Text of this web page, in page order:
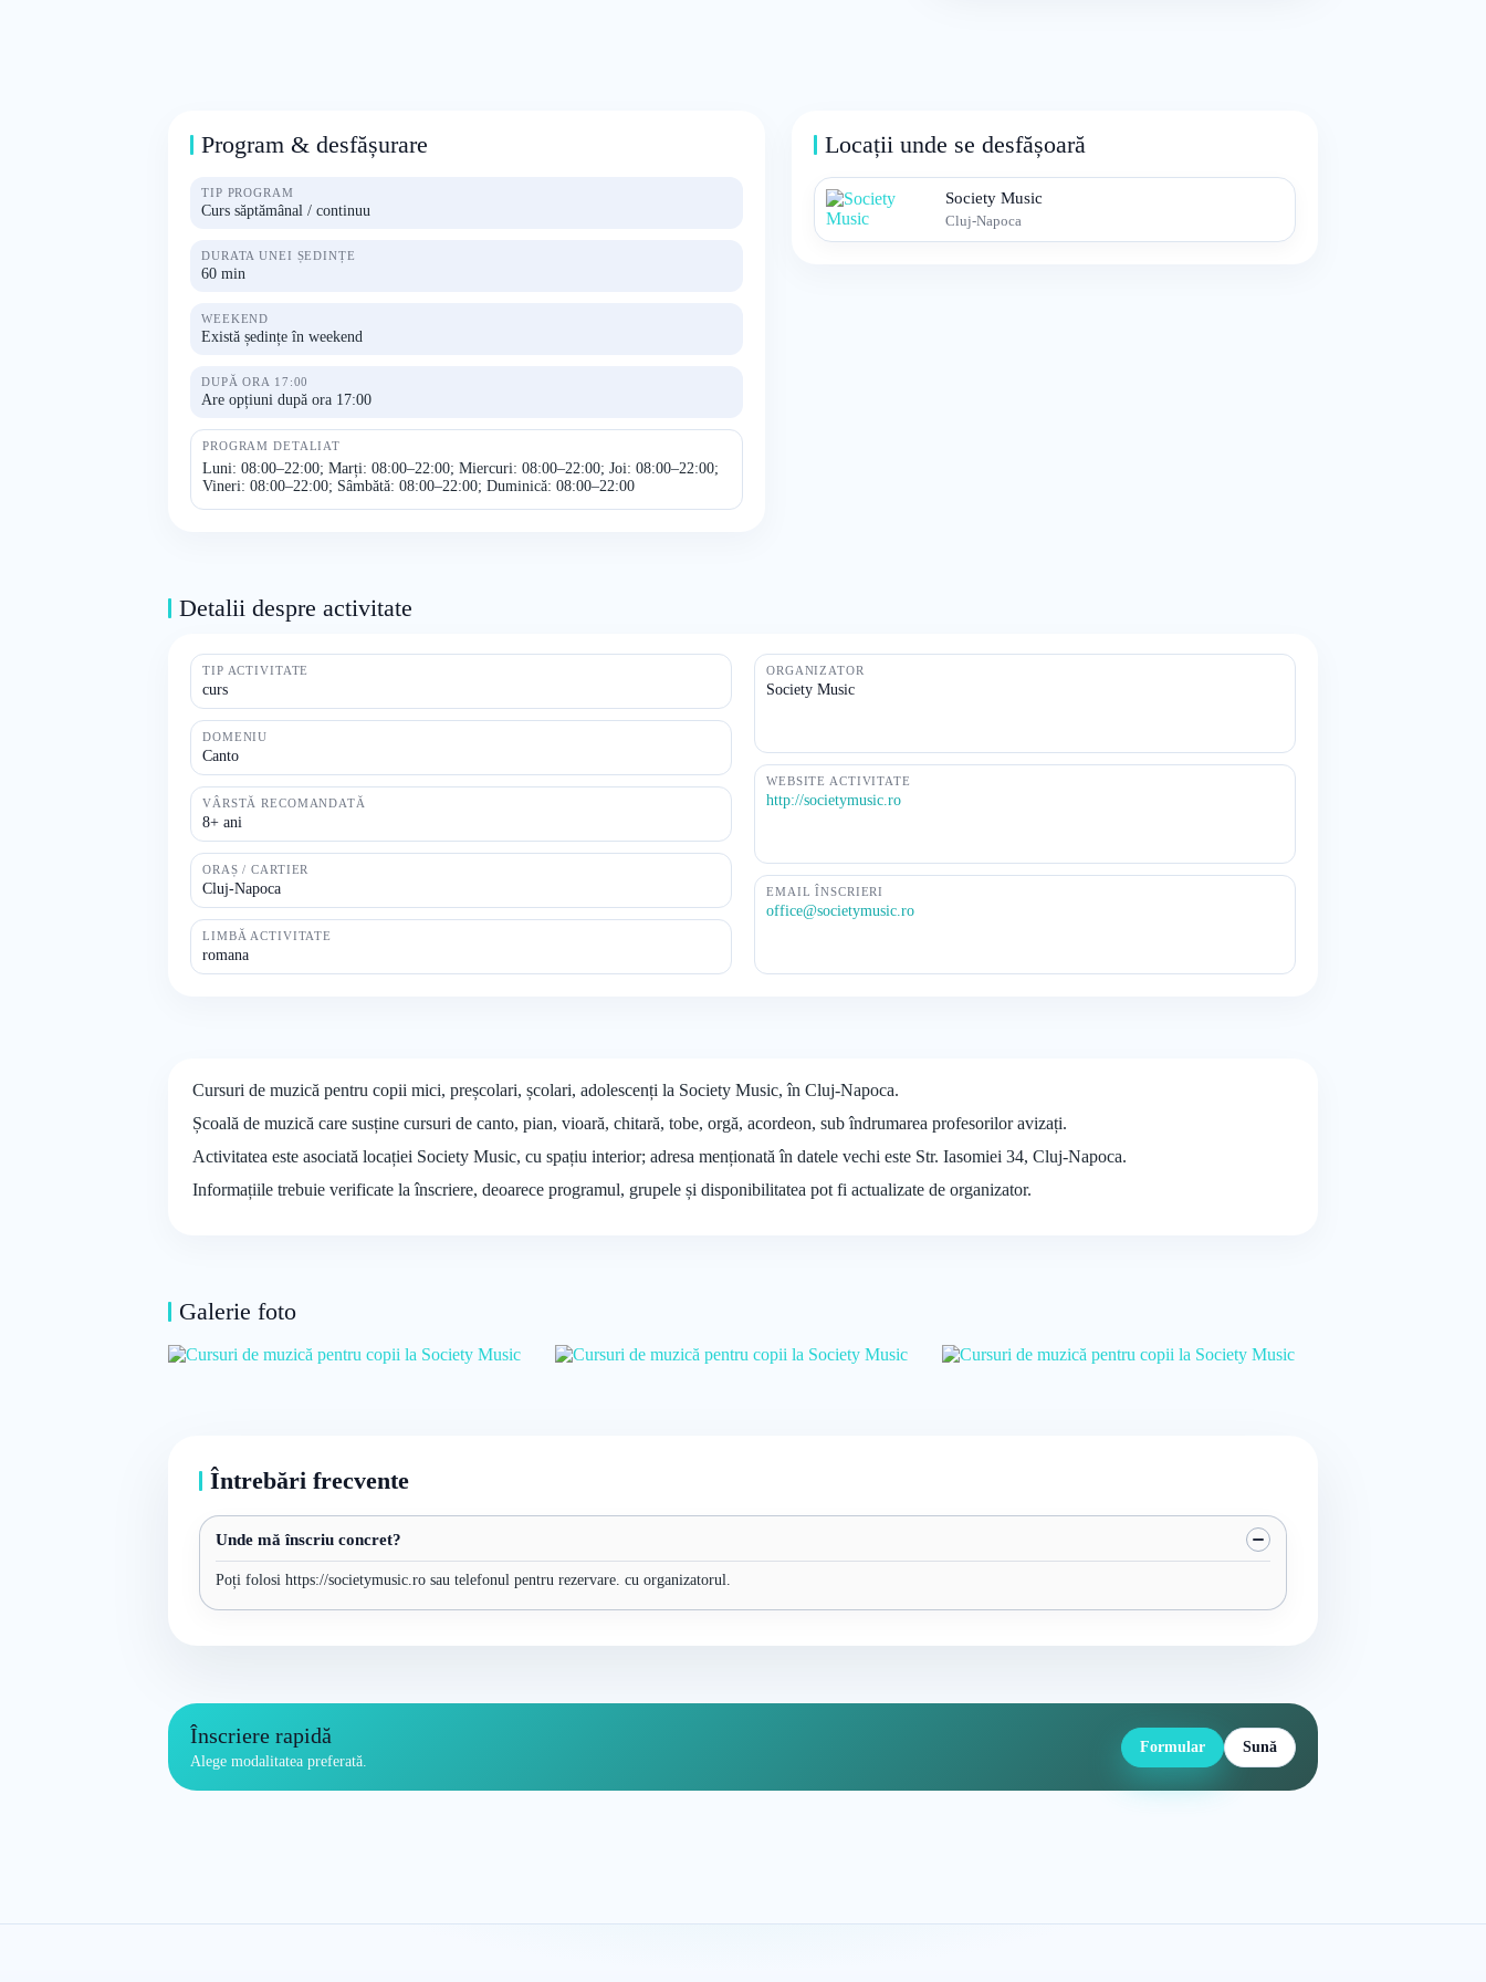
Program & desfășurare
TIP PROGRAM
Curs săptămânal / continuu
DURATA UNEI ȘEDINȚE
60 min
WEEKEND
Există ședințe în weekend
DUPĂ ORA 17:00
Are opțiuni după ora 17:00
PROGRAM DETALIAT
Luni: 08:00–22:00; Marți: 08:00–22:00; Miercuri: 08:00–22:00; Joi: 08:00–22:00;
Vineri: 08:00–22:00; Sâmbătă: 08:00–22:00; Duminică: 08:00–22:00
Locații unde se desfășoară
Society Music
Cluj-Napoca
Detalii despre activitate
TIP ACTIVITATE
curs
DOMENIU
Canto
VÂRSTĂ RECOMANDATĂ
8+ ani
ORAȘ / CARTIER
Cluj-Napoca
LIMBĂ ACTIVITATE
romana
ORGANIZATOR
Society Music
WEBSITE ACTIVITATE
http://societymusic.ro
EMAIL ÎNSCRIERI
office@societymusic.ro
Cursuri de muzică pentru copii mici, preșcolari, școlari, adolescenți la Society Music, în Cluj-Napoca.
Școală de muzică care susține cursuri de canto, pian, vioară, chitară, tobe, orgă, acordeon, sub îndrumarea profesorilor avizați.
Activitatea este asociată locației Society Music, cu spațiu interior; adresa menționată în datele vechi este Str. Iasomiei 34, Cluj-Napoca.
Informațiile trebuie verificate la înscriere, deoarece programul, grupele și disponibilitatea pot fi actualizate de organizator.
Galerie foto
Întrebări frecvente
Unde mă înscriu concret?
Poți folosi https://societymusic.ro sau telefonul pentru rezervare. cu organizatorul.
Înscriere rapidă
Alege modalitatea preferată.
Formular Sună